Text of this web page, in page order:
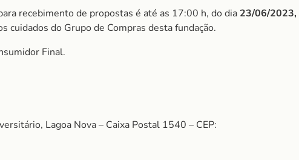
recebimento de propostas é até as 17:00 h, do dia 23/06/2023,
cuidados do Grupo de Compras desta fundação.
Final.
Lagoa Nova – Caixa Postal 1540 – CEP: